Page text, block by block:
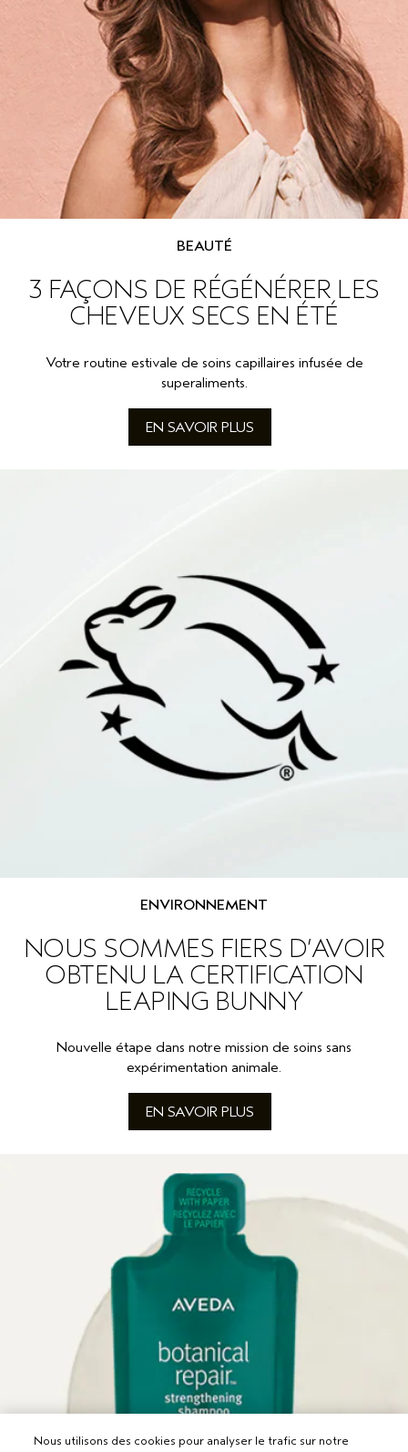
BEAUTÉ
3 FAÇONS DE RÉGÉNÉRER LES
CHEVEUX SECS EN ÉTÉ
Votre routine estivale de soins capillaires infusée de
superaliments.
EN SAVOIR PLUS
ENVIRONNEMENT
NOUS SOMMES FIERS D’AVOIR
OBTENU LA CERTIFICATION
LEAPING BUNNY
Nouvelle étape dans notre mission de soins sans
expérimentation animale.
EN SAVOIR PLUS
Nous utilisons des cookies pour analyser le trafic sur notre